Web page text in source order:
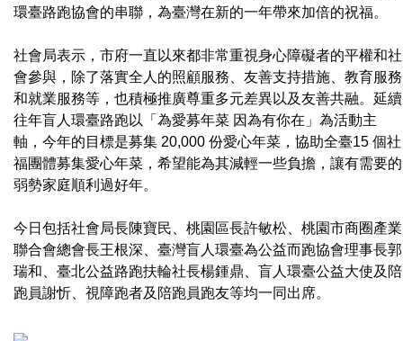
環臺路跑協會的串聯，為臺灣在新的一年帶來加倍的祝福。
社會局表示，市府一直以來都非常重視身心障礙者的平權和社
會參與，除了落實全人的照顧服務、友善支持措施、教育服務
和就業服務等，也積極推廣尊重多元差異以及友善共融。延續
往年盲人環臺路跑以「為愛募年菜 因為有你在」為活動主
軸，今年的目標是募集 20,000 份愛心年菜，協助全臺15 個社
福團體募集愛心年菜，希望能為其減輕一些負擔，讓有需要的
弱勢家庭順利過好年。
今日包括社會局長陳寶民、桃園區長許敏松、桃園市商圈產業
聯合會總會長王根深、臺灣盲人環臺為公益而跑協會理事長郭
瑞和、臺北公益路跑扶輪社長楊鍾鼎、盲人環臺公益大使及陪
跑員謝忻、視障跑者及陪跑員跑友等均一同出席。